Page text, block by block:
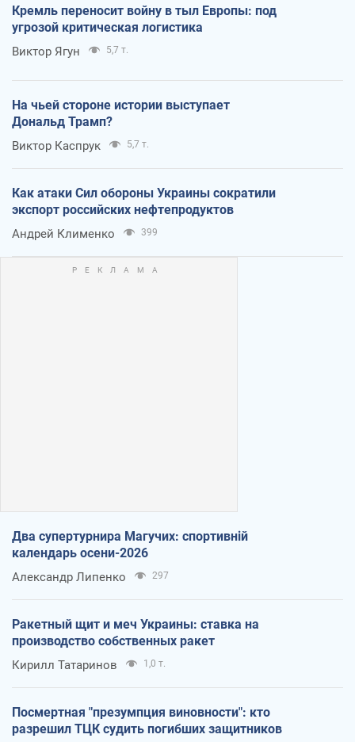
Кремль переносит войну в тыл Европы: под
угрозой критическая логистика
Виктор Ягун 5,7 т.
На чьей стороне истории выступает
Дональд Трамп?
Виктор Каспрук 5,7 т.
Как атаки Сил обороны Украины сократили
экспорт российских нефтепродуктов
Андрей Клименко 399
Два супертурнира Магучих: спортивній
календарь осени-2026
Александр Липенко 297
Ракетный щит и меч Украины: ставка на
производство собственных ракет
Кирилл Татаринов 1,0 т.
Посмертная "презумпция виновности": кто
разрешил ТЦК судить погибших защитников